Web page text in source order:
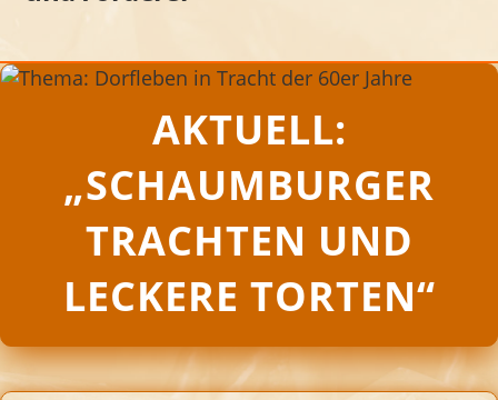
AKTUELL:
„SCHAUMBURGER
TRACHTEN UND
LECKERE TORTEN“